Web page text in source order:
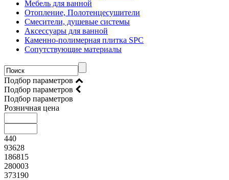
Мебель для ванной
Отопление, Полотенцесушители
Смесители, душевые системы
Аксессуары для ванной
Каменно-полимерная плитка SPC
Сопутствующие материалы
Подбор параметров
Подбор параметров
Подбор параметров
Розничная цена
440
93628
186815
280003
373190